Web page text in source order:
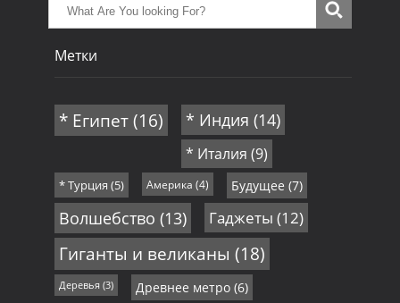
Метки
* Египет(16) * Индия (14)
* Италия (9)
* Турция (5) Америка (4) Будущее (7)
Волшебство (13) Гаджеты (12)
Гиганты и великаны (18)
Деревья(3) Древнее метро(6)